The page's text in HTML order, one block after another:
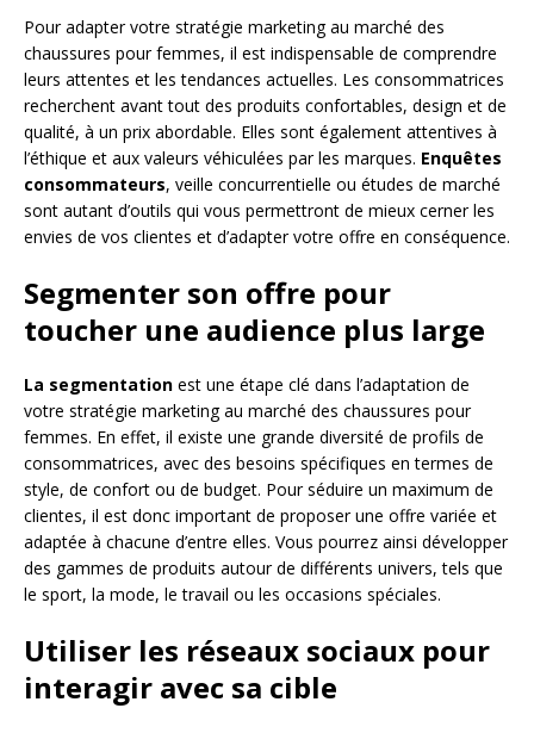
Pour adapter votre stratégie marketing au marché des
chaussures pour femmes, il est indispensable de comprendre
leurs attentes et les tendances actuelles. Les consommatrices
recherchent avant tout des produits confortables, design et de
qualité, à un prix abordable. Elles sont également attentives à
l’éthique et aux valeurs véhiculées par les marques. Enquêtes
consommateurs, veille concurrentielle ou études de marché
sont autant d’outils qui vous permettront de mieux cerner les
envies de vos clientes et d’adapter votre offre en conséquence.
Segmenter son offre pour
toucher une audience plus large
La segmentation est une étape clé dans l’adaptation de
votre stratégie marketing au marché des chaussures pour
femmes. En effet, il existe une grande diversité de profils de
consommatrices, avec des besoins spécifiques en termes de
style, de confort ou de budget. Pour séduire un maximum de
clientes, il est donc important de proposer une offre variée et
adaptée à chacune d’entre elles. Vous pourrez ainsi développer
des gammes de produits autour de différents univers, tels que
le sport, la mode, le travail ou les occasions spéciales.
Utiliser les réseaux sociaux pour
interagir avec sa cible